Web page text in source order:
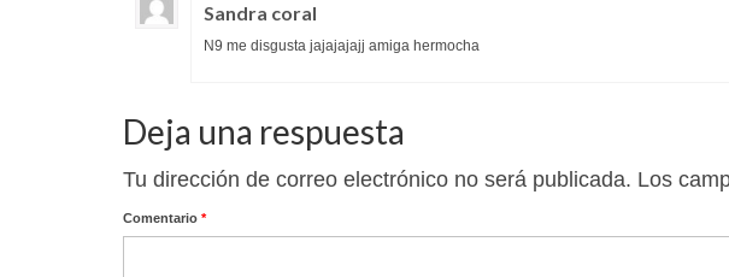
Sandra coral
N9 me disgusta jajajajajj amiga hermocha
Deja una respuesta
Tu dirección de correo electrónico no será publicada. Los
Comentario *